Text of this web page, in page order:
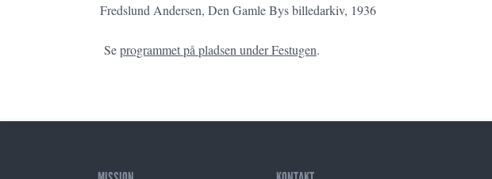
Fredslund Andersen, Den Gamle Bys billedarkiv, 1936
Seprogrammet på pladsen under Festugen.